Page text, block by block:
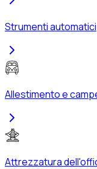
Strumenti automatici
Allestimento e
Attrezzatura